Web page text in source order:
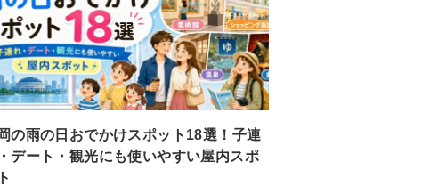
の雨の日おでかけスポット18選！子連
デート・観光にも使いやすい屋内スポ